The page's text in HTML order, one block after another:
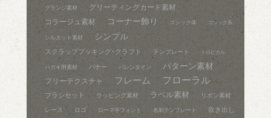
グランジ素材 グリーティングカード素材
コラージュ素材 コーナー飾り ゴシック体 ゴシック系
シルエット素材 シンプル
スクラップブッキング･クラフト テンプレート トロピカル
ハガキ用素材 バナー バレンタイン パターン素材
フリーテクスチャ フレーム フローラル
ブラシセット ラッピング素材 ラベル素材 リボン素材
レース ロゴ ローマ字フォント 名刺テンプレート 吹き出し